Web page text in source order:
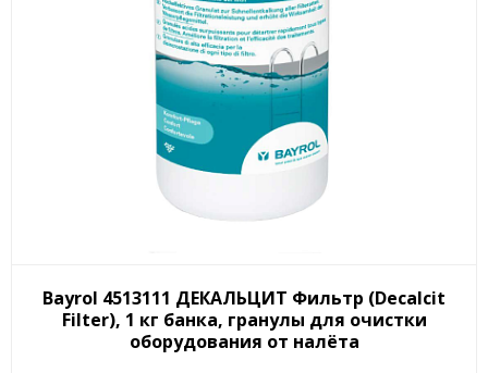
Bayrol 4513111 ДЕКАЛЬЦИТ Фильтр (Decalcit
Filter), 1 кг банка, гранулы для очистки
оборудования от налёта